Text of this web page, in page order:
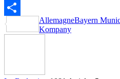
Email
Partager
AllemagneBayern
Kompany